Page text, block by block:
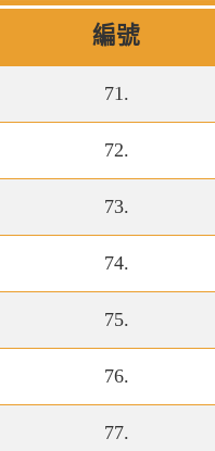
編號
71.
72.
73.
74.
75.
76.
77.